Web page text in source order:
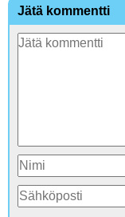
Jätä kommentti